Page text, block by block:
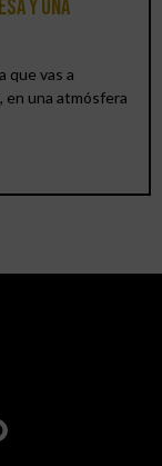
y una
que vas a
en una atmósfera